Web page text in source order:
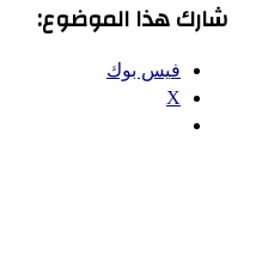
شارك هذا الموضوع:
فيس بوك
X